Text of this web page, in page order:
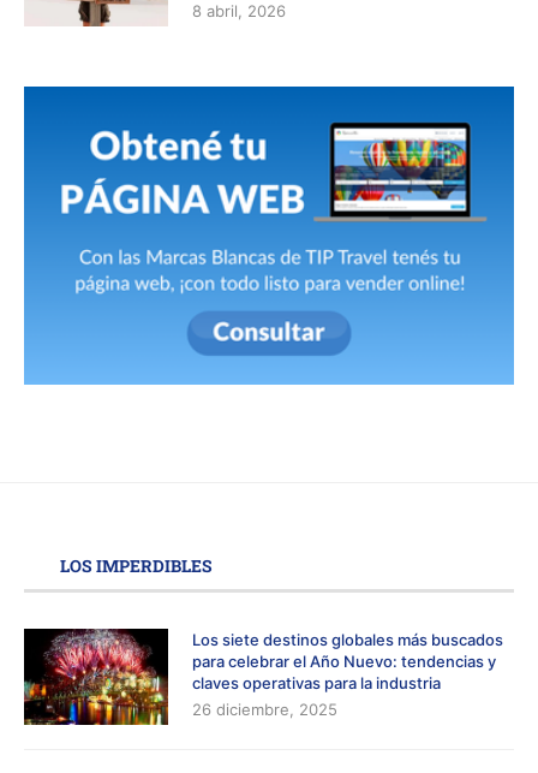
8 abril, 2026
LOS IMPERDIBLES
Los siete destinos globales más buscados
para celebrar el Año Nuevo: tendencias y
claves operativas para la industria
26 diciembre, 2025